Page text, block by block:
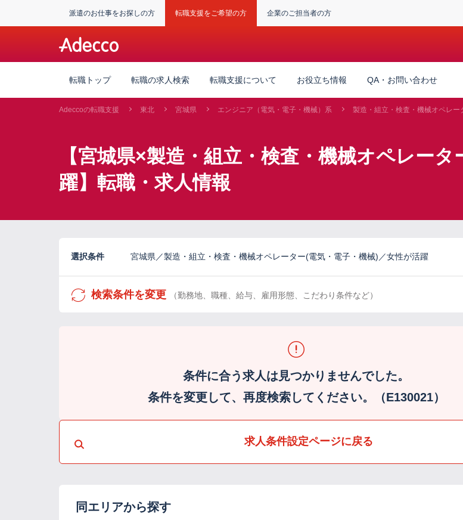
派遣のお仕事をお探しの方 転職支援をご希望の方 企業のご担当者の方
転職トップ 転職の求人検索 転職支援について お役立ち情報 QA・お問い合わせ
Adeccoの転職支援 東北 宮城県 エンジニア（電気・電子・機械）系 製造・組立・検査・機械オペレ
【宮城県×製造・組立・検査・機械オペレー
躍】転職・求人情報
選択条件 宮城県／製造・組立・検査・機械オペレーター(電気・電子・機械)／女性が活躍
検索条件を変更 （勤務地、職種、給与、雇用形態、こだわり条件など）
条件に合う求人は見つかりませんでした。
条件を変更して、再度検索してください。（E130021）
求人条件設定ページに戻る
同エリアから探す